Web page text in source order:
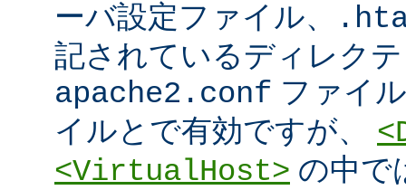
ーバ設定ファイル、
記されているディレク
apache2.conf ファイ
イルとで有効ですが、
<VirtualHost> の中で